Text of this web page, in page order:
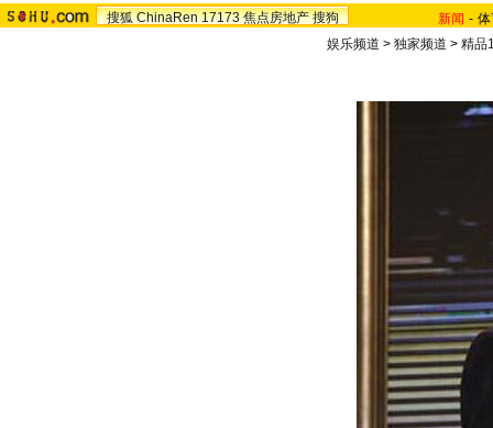
搜狐 ChinaRen 17173 焦点房地产 搜狗 新闻 -
娱乐频道 > 独家频道 > 精品